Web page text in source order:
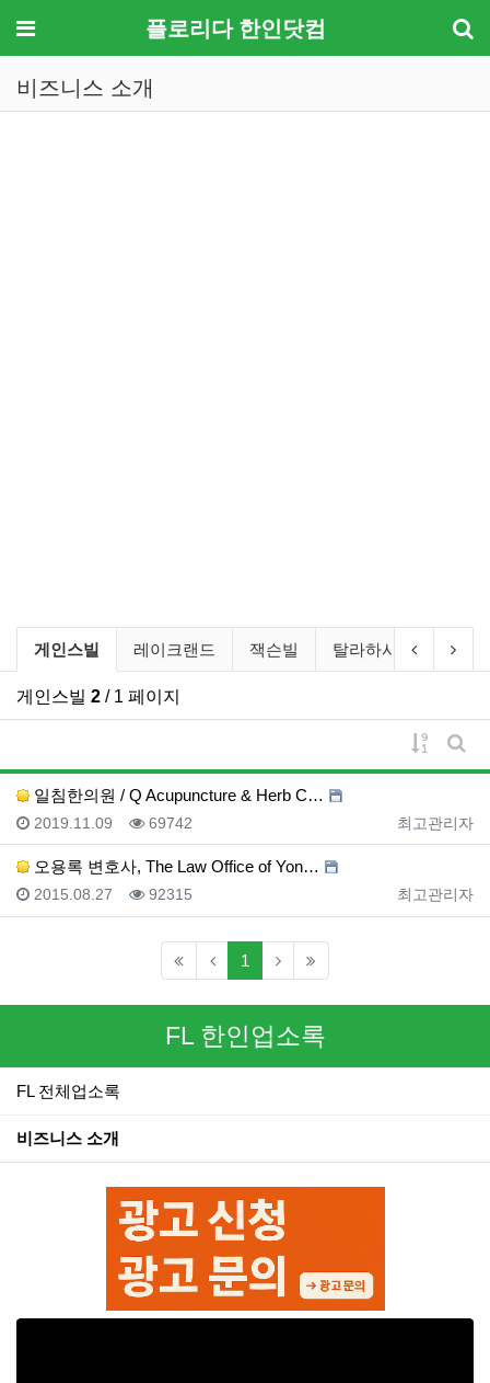
메뉴 플로리다 한인닷컴
비즈니스 소개
비즈니스 소개 분류 목록
현재 분류
게인스빌 레이크랜드 잭슨빌 탈라하시 팜비치
이전 분류
다
게인스빌 2 / 1 페이지
게시물
게
일침한의원 / Q Acupuncture & Herb C…
등록자
최고관리자
등록일
2019.11.09 조회
69742
오용록 변호사, The Law Office of Yon…
등록자
최고관리자
등록일
2015.08.27 조회
92315
1 (current)
FL 한인업소록
FL 전체업소록
비즈니스 소개